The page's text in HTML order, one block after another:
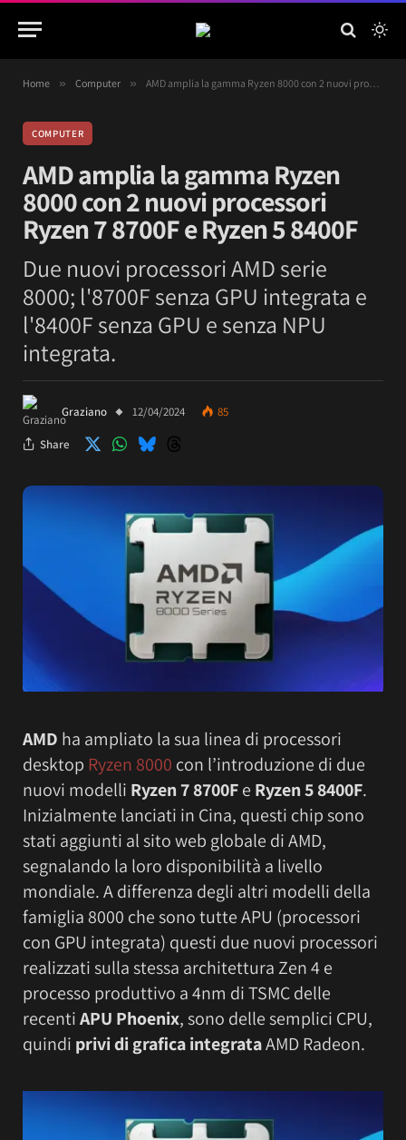
Home » Computer » AMD amplia la gamma Ryzen 8000 con 2 nuovi processori Ryzen 7 8700F e Ryzen 5 8400F
COMPUTER
AMD amplia la gamma Ryzen
8000 con 2 nuovi processori
Ryzen 7 8700F e Ryzen 5 8400F
Due nuovi processori AMD serie
8000; l'8700F senza GPU integrata e
l'8400F senza GPU e senza NPU
integrata.
Graziano 12/04/2024 85
Share
AMD ha ampliato la sua linea di processori
desktop Ryzen 8000 con l’introduzione di due
nuovi modelli Ryzen 7 8700Fe Ryzen 5 8400F.
Inizialmente lanciati in Cina, questi chip sono
stati aggiunti al sito web globale di AMD,
segnalando la loro disponibilità a livello
mondiale. A differenza degli altri modelli della
famiglia 8000 che sono tutte APU (processori
con GPU integrata) questi due nuovi processori
realizzati sulla stessa architettura Zen 4 e
processo produttivo a 4nm di TSMC delle
recentiAPU Phoenix, sono delle semplici CPU,
quindi privi di grafica integrataAMD Radeon.